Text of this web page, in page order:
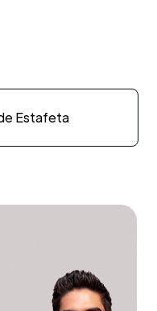
Estafeta